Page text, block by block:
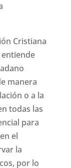
Cristiana
manera
o a la
todas las
para
el
la
por lo